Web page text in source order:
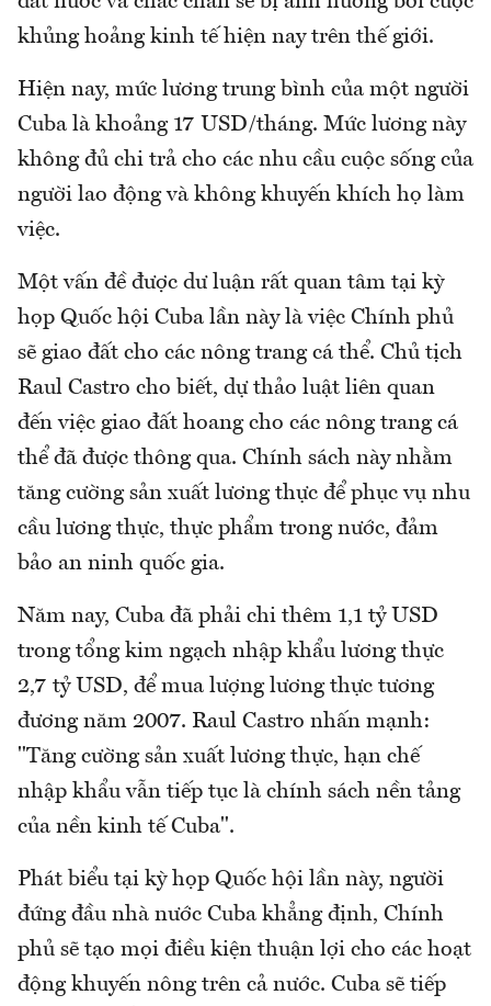
khủng hoảng kinh tế hiện nay trên thế giới.
Hiện nay, mức lương trung bình của một người
Cuba là khoảng 17 USD/tháng. Mức lương này
không đủ chi trả cho các nhu cầu cuộc sống của
người lao động và không khuyến khích họ làm
việc.
Một vấn đề được dư luận rất quan tâm tại kỳ
họp Quốc hội Cuba lần này là việc Chính phủ
sẽ giao đất cho các nông trang cá thể. Chủ tịch
Raul Castro cho biết, dự thảo luật liên quan
đến việc giao đất hoang cho các nông trang cá
thể đã được thông qua. Chính sách này nhằm
tăng cường sản xuất lương thực để phục vụ nhu
cầu lương thực, thực phẩm trong nước, đảm
bảo an ninh quốc gia.
Năm nay, Cuba đã phải chi thêm 1,1 tỷ USD
trong tổng kim ngạch nhập khẩu lương thực
2,7 tỷ USD, để mua lượng lương thực tương
đương năm 2007. Raul Castro nhấn mạnh:
"Tăng cường sản xuất lương thực, hạn chế
nhập khẩu vẫn tiếp tục là chính sách nền tảng
của nền kinh tế Cuba".
Phát biểu tại kỳ họp Quốc hội lần này, người
đứng đầu nhà nước Cuba khẳng định, Chính
phủ sẽ tạo mọi điều kiện thuận lợi cho các hoạt
động khuyến nông trên cả nước. Cuba sẽ tiếp